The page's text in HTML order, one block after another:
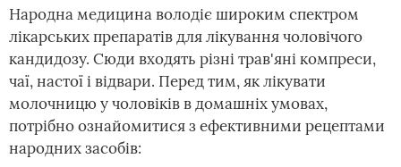
Народна медицина володіє широким спектром
лікарських препаратів для лікування чоловічого
кандидозу. Сюди входять різні трав'яні компреси,
чаї, настої і відвари. Перед тим, як лікувати
молочницю у чоловіків в домашніх умовах,
потрібно ознайомитися з ефективними рецептами
народних засобів: